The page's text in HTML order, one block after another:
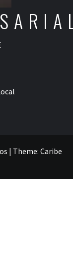
| Theme: Caribe